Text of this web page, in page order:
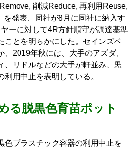
削減Reduce, 再利用Reuse,
を発表、同社が8月に同社に納入す
ーに対して4R方針順守が調達基準
ことを明らかにした。セインズベ
、2019年秋には、大手のアズダ、
、リドルなどの大手が軒並み、黒
用中止を表明している。
る脱黒色育苗ポット
色プラスチック容器の利用中止を